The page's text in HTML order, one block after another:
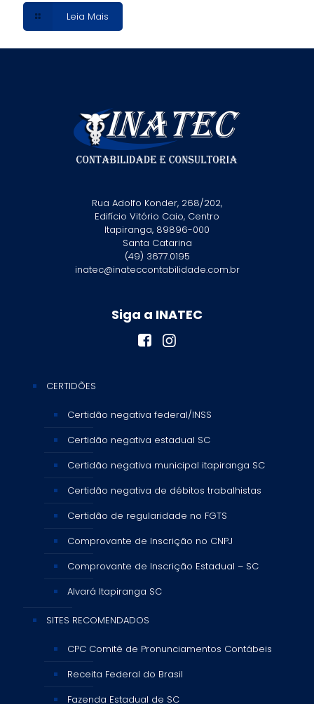
Leia Mais
Rua Adolfo Konder, 268/202,
Edifício Vitório Caio, Centro
Itapiranga, 89896-000
Santa Catarina
(49) 3677.0195
inatec@inateccontabilidade.com.br
Siga a INATEC
CERTIDÕES
Certidão negativa federal/INSS
Certidão negativa estadual SC
Certidão negativa municipal itapiranga SC
Certidão negativa de débitos trabalhistas
Certidão de regularidade no FGTS
Comprovante de Inscrição no CNPJ
Comprovante de Inscrição Estadual – SC
Alvará Itapiranga SC
SITES RECOMENDADOS
CPC Comitê de Pronunciamentos Contábeis
Receita Federal do Brasil
Fazenda Estadual de SC